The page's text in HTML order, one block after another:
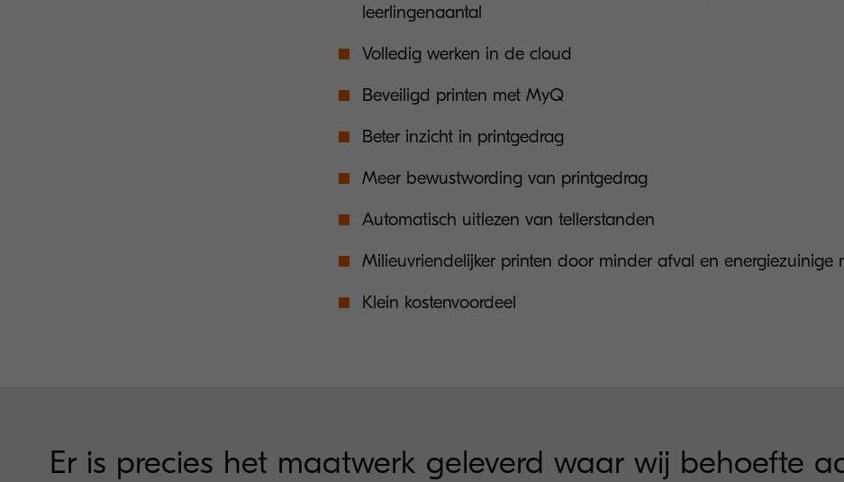
leerlingenaantal
Volledig werken in de cloud
Beveiligd printen met MyQ
Beter inzicht in printgedrag
Meer bewustwording van printgedrag
Automatisch uitlezen van tellerstanden
Milieuvriendelijker printen door minder afval en energiezuinige
Klein kostenvoordeel
Er is precies het maatwerk geleverd waar wij behoefte